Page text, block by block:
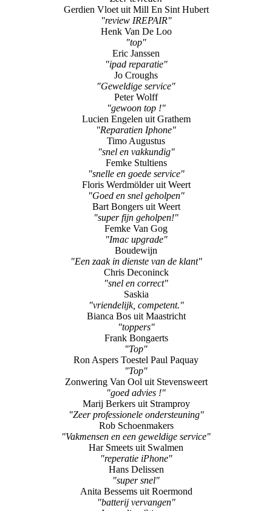
Gerdien Vloet uit Mill En Sint Hubert
"review IREPAIR"
Henk Van De Loo
"top"
Eric Janssen
"ipad reparatie"
Jo Croughs
"Geweldige service"
Peter Wolff
"gewoon top !"
Lucien Engelen uit Grathem
"Reparatien Iphone"
Timo Augustus
"snel en vakkundig"
Femke Stultiens
"snelle en goede service"
Floris Werdmölder uit Weert
"Goed en snel geholpen"
Bart Bongers uit Weert
"super fijn geholpen!"
Femke Van Gog
"Imac upgrade"
Boudewijn
"Een zaak in dienste van de klant"
Chris Deconinck
"snel en correct"
Saskia
"vriendelijk, competent."
Bianca Bos uit Maastricht
"toppers"
Frank Bongaerts
"Top"
Ron Aspers Toestel Paul Paquay
"Top"
Zonwering Van Ool uit Stevensweert
"goed advies !"
Marij Berkers uit Stramproy
"Zeer professionele ondersteuning"
Rob Schoenmakers
"Vakmensen en een geweldige service"
Har Smeets uit Swalmen
"reperatie iPhone"
Hans Delissen
"super snel"
Anita Bessems uit Roermond
"batterij vervangen"